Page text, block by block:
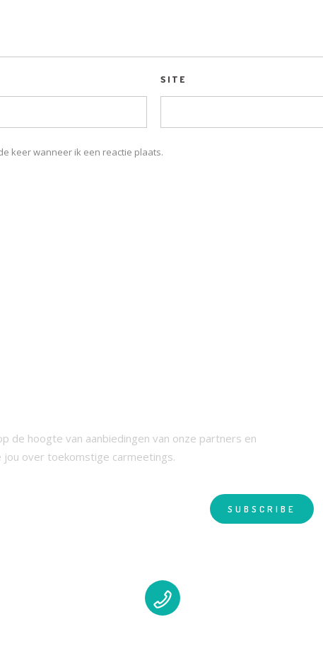
SITE
keer wanneer ik een reactie plaats.
de hoogte van aanbiedingen van onze partners en
jou over toekomstige carmeetings.